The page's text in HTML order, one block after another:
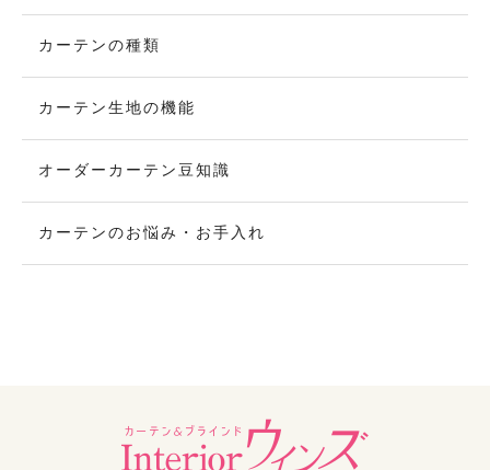
カーテンの種類
カーテン生地の機能
オーダーカーテン豆知識
カーテンのお悩み・お手入れ